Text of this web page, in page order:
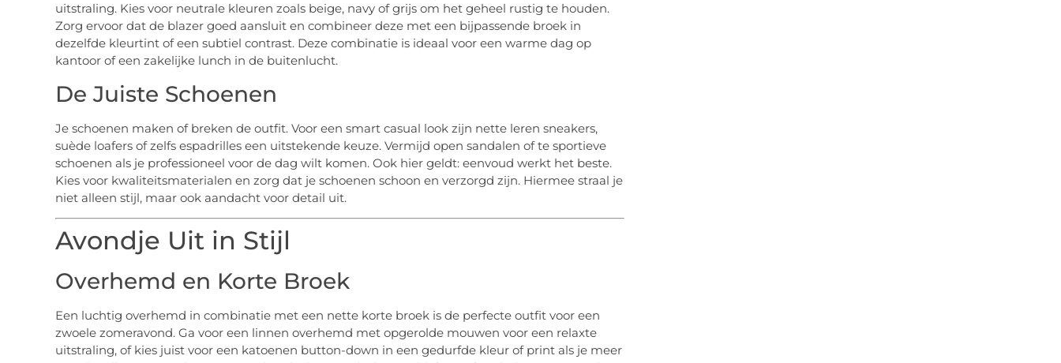
uitstraling. Kies voor neutrale kleuren zoals beige, navy of grijs om het geheel rustig te houden.
Zorg ervoor dat de blazer goed aansluit en combineer deze met een bijpassende broek in
dezelfde kleurtint of een subtiel contrast. Deze combinatie is ideaal voor een warme dag op
kantoor of een zakelijke lunch in de buitenlucht.
De Juiste Schoenen
Je schoenen maken of breken de outfit. Voor een smart casual look zijn nette leren sneakers,
suède loafers of zelfs espadrilles een uitstekende keuze. Vermijd open sandalen of te sportieve
schoenen als je professioneel voor de dag wilt komen. Ook hier geldt: eenvoud werkt het beste.
Kies voor kwaliteitsmaterialen en zorg dat je schoenen schoon en verzorgd zijn. Hiermee straal je
niet alleen stijl, maar ook aandacht voor detail uit.
Avondje Uit in Stijl
Overhemd en Korte Broek
Een luchtig overhemd in combinatie met een nette korte broek is de perfecte outfit voor een
zwoele zomeravond. Ga voor een linnen overhemd met opgerolde mouwen voor een relaxte
uitstraling, of kies juist voor een katoenen button-down in een gedurfde kleur of print als je meer